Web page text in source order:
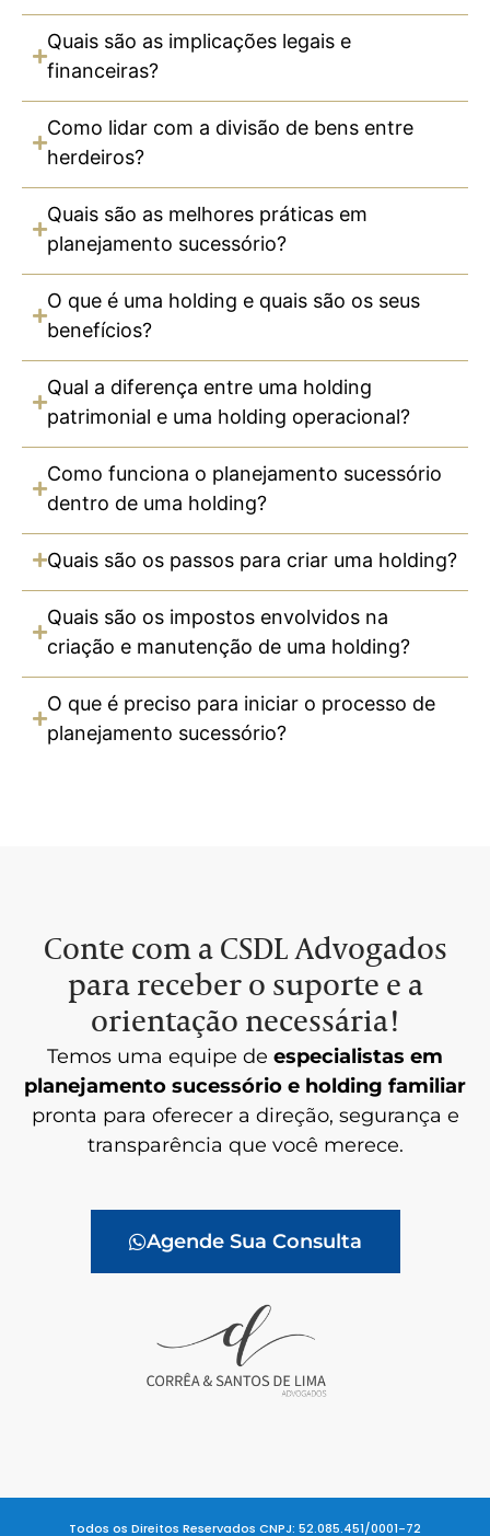
Quais são as implicações legais e
financeiras?
Como lidar com a divisão de bens entre
herdeiros?
Quais são as melhores práticas em
planejamento sucessório?
O que é uma holding e quais são os seus
benefícios?
Qual a diferença entre uma holding
patrimonial e uma holding operacional?
Como funciona o planejamento sucessório
dentro de uma holding?
Quais são os passos para criar uma holding?
Quais são os impostos envolvidos na
criação e manutenção de uma holding?
O que é preciso para iniciar o processo de
planejamento sucessório?
Conte com a CSDL Advogados
para receber o suporte e a
orientação necessária!
Temos uma equipe de especialistas em
planejamento sucessório e holding familiar
pronta para oferecer a direção, segurança e
transparência que você merece.
Agende Sua Consulta
Todos os Direitos Reservados CNPJ: 52.085.451/0001-72